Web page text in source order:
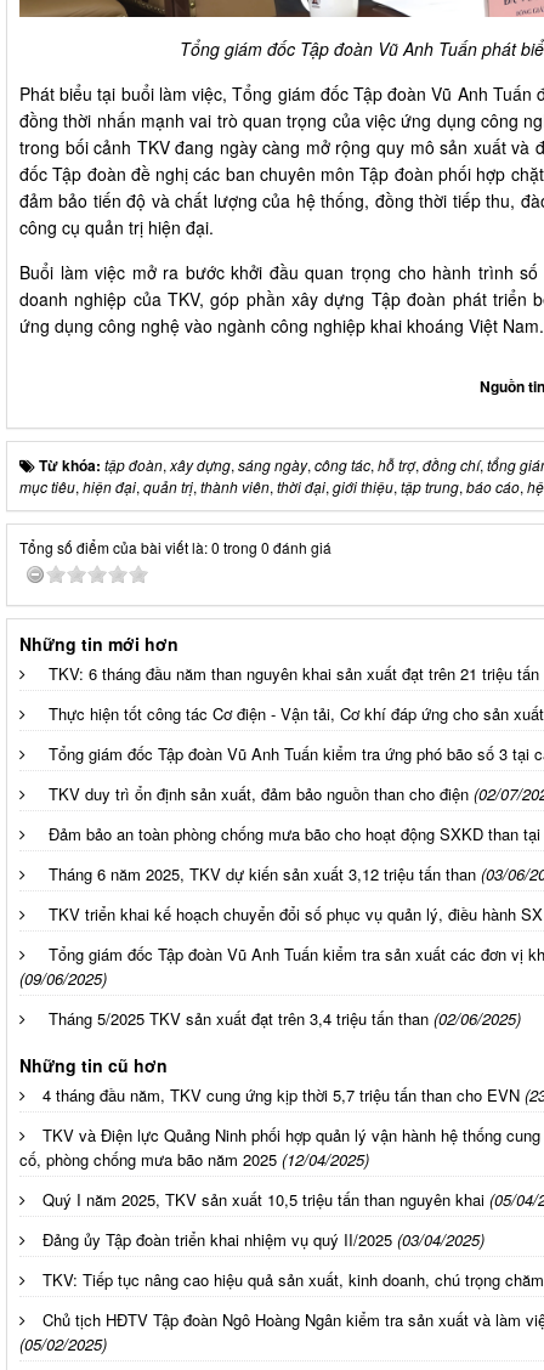
Tổng giám đốc Tập đoàn Vũ Anh Tuấn phát
Phát biểu tại buổi làm việc, Tổng giám đốc Tập đoàn Vũ Anh
đồng thời nhấn mạnh vai trò quan trọng của việc ứng dụng công
trong bối cảnh TKV đang ngày càng mở rộng quy mô sản xuất và
đốc Tập đoàn đề nghị các ban chuyên môn Tập đoàn phối hợp
đảm bảo tiến độ và chất lượng của hệ thống, đồng thời tiếp thu,
công cụ quản trị hiện đại.
Buổi làm việc mở ra bước khởi đầu quan trọng cho hành trình
doanh nghiệp của TKV, góp phần xây dựng Tập đoàn phát triển
ứng dụng công nghệ vào ngành công nghiệp khai khoáng Việt Nam.
Nguồn
Từ khóa: tập đoàn, xây dựng, sáng ngày, công tác, hỗ trợ, đồng chí, tổng
mục tiêu, hiện đại, quản trị, thành viên, thời đại, giới thiệu, tập trung, báo cáo,
Tổng số điểm của bài viết là: 0 trong 0 đánh giá
Những tin mới hơn
TKV: 6 tháng đầu năm than nguyên khai sản xuất đạt trên 21 triệu tấn
Thực hiện tốt công tác Cơ điện - Vận tải, Cơ khí đáp ứng cho sản
Tổng giám đốc Tập đoàn Vũ Anh Tuấn kiểm tra ứng phó bão số 3 tại
TKV duy trì ổn định sản xuất, đảm bảo nguồn than cho điện (02/07/
Đảm bảo an toàn phòng chống mưa bão cho hoạt động SXKD than
Tháng 6 năm 2025, TKV dự kiến sản xuất 3,12 triệu tấn than (03/06/
TKV triển khai kế hoạch chuyển đổi số phục vụ quản lý, điều hành
Tổng giám đốc Tập đoàn Vũ Anh Tuấn kiểm tra sản xuất các đơn vị
(09/06/2025)
Tháng 5/2025 TKV sản xuất đạt trên 3,4 triệu tấn than (02/06/2025)
Những tin cũ hơn
4 tháng đầu năm, TKV cung ứng kịp thời 5,7 triệu tấn than cho EVN
TKV và Điện lực Quảng Ninh phối hợp quản lý vận hành hệ thống
cố, phòng chống mưa bão năm 2025 (12/04/2025)
Quý I năm 2025, TKV sản xuất 10,5 triệu tấn than nguyên khai (05/04/
Đảng ủy Tập đoàn triển khai nhiệm vụ quý II/2025 (03/04/2025)
TKV: Tiếp tục nâng cao hiệu quả sản xuất, kinh doanh, chú trọng
Chủ tịch HĐTV Tập đoàn Ngô Hoàng Ngân kiểm tra sản xuất và làm
(05/02/2025)